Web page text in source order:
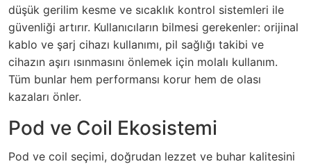
düşük gerilim kesme ve sıcaklık kontrol sistemleri ile
güvenliği artırır. Kullanıcıların bilmesi gerekenler: orijinal
kablo ve şarj cihazı kullanımı, pil sağlığı takibi ve
cihazın aşırı ısınmasını önlemek için molalı kullanım.
Tüm bunlar hem performansı korur hem de olası
kazaları önler.
Pod ve Coil Ekosistemi
Pod ve coil seçimi, doğrudan lezzet ve buhar kalitesini